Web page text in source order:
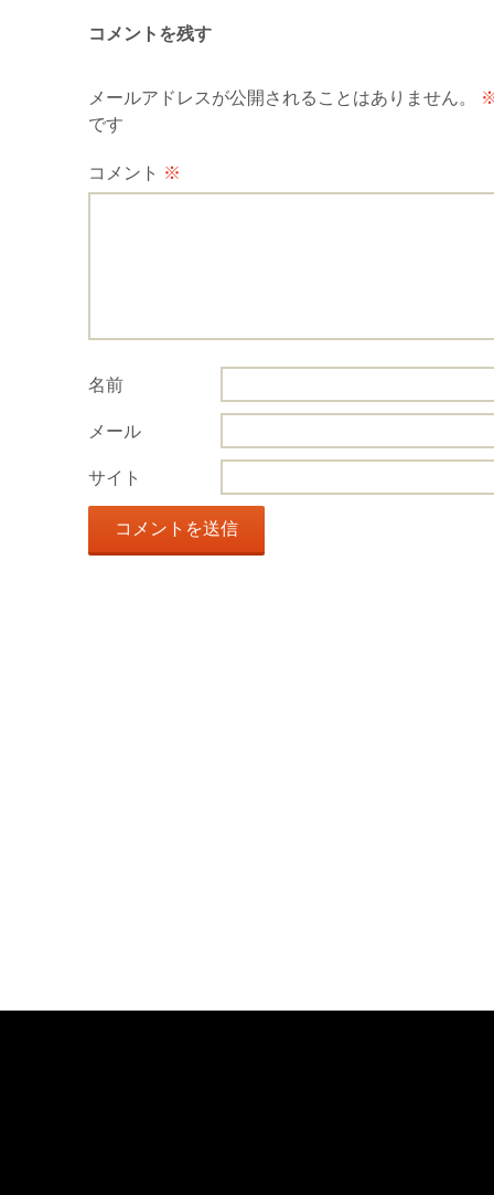
コメントを残す
メールアドレスが公開されることはありません。
です
コメント ※
名前
メール
サイト